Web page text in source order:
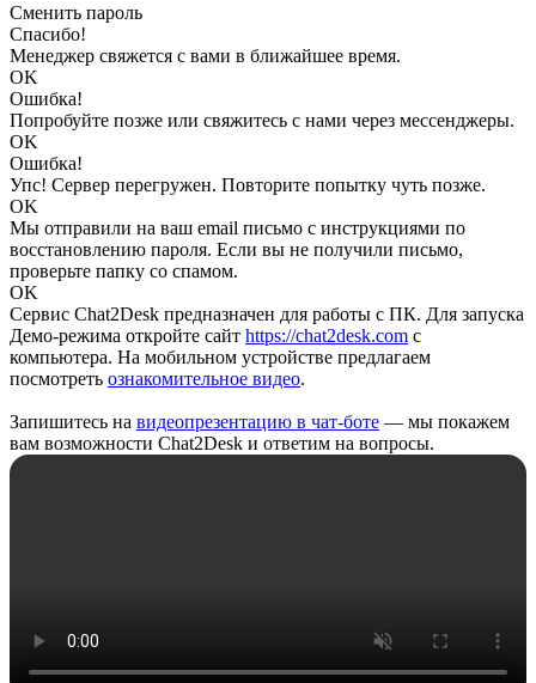
Сменить пароль
Спасибо!
Менеджер свяжется с вами в ближайшее время.
OK
Ошибка!
Попробуйте позже или свяжитесь с нами через мессенджеры.
OK
Ошибка!
Упс! Сервер перегружен. Повторите попытку чуть позже.
OK
Мы отправили на ваш email письмо с инструкциями по
восстановлению пароля. Если вы не получили письмо,
проверьте папку со спамом.
OK
Сервис Chat2Desk предназначен для работы с ПК. Для запуска
Демо-режима откройте сайт https://chat2desk.com с
компьютера. На мобильном устройстве предлагаем
посмотреть ознакомительное видео.
Запишитесь на видеопрезентацию в чат-боте — мы покажем
вам возможности Chat2Desk и ответим на вопросы.